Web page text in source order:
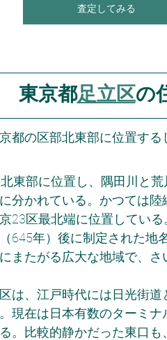
査定してみる
東京都足立区の
都の区部北東部に位置する
東部に位置し、隅田川と
分かれている。かつては
23区最北端に位置している
645年）後に制定された地
またがる広大な地域で、
は、江戸時代には日光街
現在は日本有数のターミ
。比較的静かだった東口